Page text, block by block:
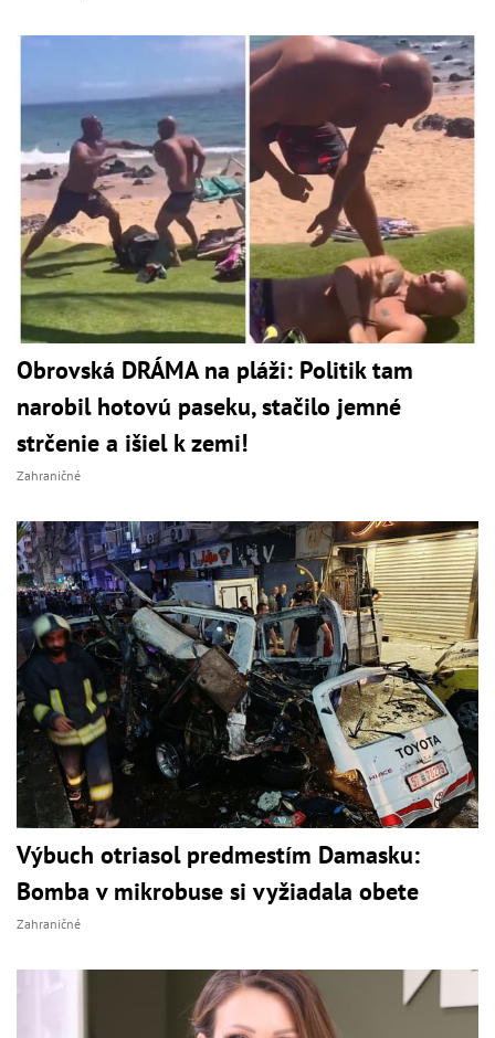
Obrovská DRÁMA na pláži: Politik tam
narobil hotovú paseku, stačilo jemné
strčenie a išiel k zemi!
Zahraničné
Výbuch otriasol predmestím Damasku:
Bomba v mikrobuse si vyžiadala obete
Zahraničné